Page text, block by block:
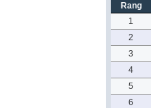
Rang
1
2
3
4
5
6